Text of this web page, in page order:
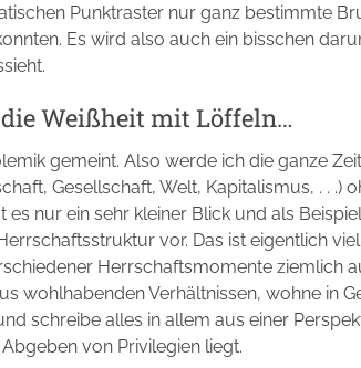
Punktraster nur ganz bestimmte
Es wird also auch ein bisschen
Weißheit mit Löffeln…
gemeint. Also werde ich die ganze
Gesellschaft, Welt, Kapitalismus, . . .)
es nur ein sehr kleiner Blick und als
vor. Das ist eigentlich
Herrschaftsmomente ziemlich
wohlhabenden Verhältnissen, wohne in
schreibe alles in allem aus einer
von Privilegien liegt.